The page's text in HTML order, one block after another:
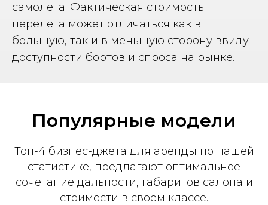
самолета. Фактическая стоимость
перелета может отличаться как в
большую, так и в меньшую сторону ввиду
доступности бортов и спроса на рынке.
Популярные модели
Топ-4 бизнес-джета для аренды по нашей
статистике, предлагают оптимальное
сочетание дальности, габаритов салона и
стоимости в своем классе.